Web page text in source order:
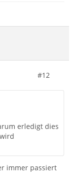
#12
erledigt dies
immer passiert